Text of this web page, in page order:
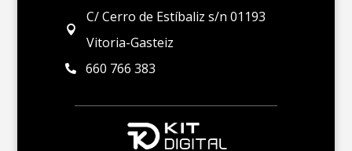

C/ Cerro de Estíbaliz s/n 01193
Vitoria-Gasteiz
 660 766 383